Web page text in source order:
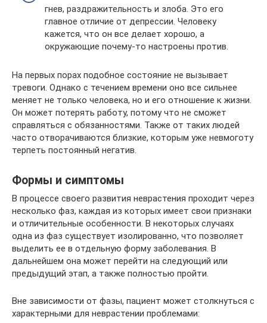
гнев, раздражительность и злоба. Это его
главное отличие от депрессии. Человеку
кажется, что он все делает хорошо, а
окружающие почему-то настроены против.
На первых порах подобное состояние не вызывает
тревоги. Однако с течением времени оно все сильнее
меняет не только человека, но и его отношение к жизни.
Он может потерять работу, потому что не сможет
справляться с обязанностями. Также от таких людей
часто отворачиваются близкие, которым уже невмоготу
терпеть постоянный негатив.
Формы и симптомы
В процессе своего развития неврастения проходит через
несколько фаз, каждая из которых имеет свои признаки
и отличительные особенности. В некоторых случаях
одна из фаз существует изолированно, что позволяет
выделить ее в отдельную форму заболевания. В
дальнейшем она может перейти на следующий или
предыдущий этап, а также полностью пройти.
Вне зависимости от фазы, пациент может столкнуться с
характерными для неврастении проблемами: